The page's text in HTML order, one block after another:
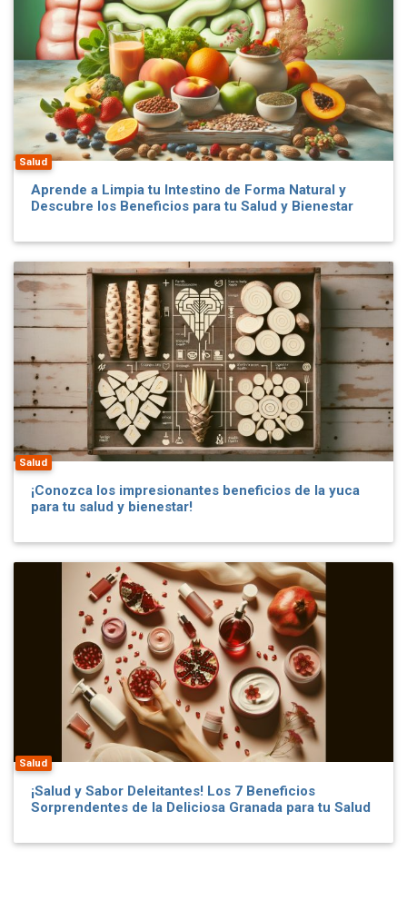
Salud
Aprende a Limpia tu Intestino de Forma Natural y
Descubre los Beneficios para tu Salud y Bienestar
Salud
¡Conozca los impresionantes beneficios de la yuca
para tu salud y bienestar!
Salud
¡Salud y Sabor Deleitantes! Los 7 Beneficios
Sorprendentes de la Deliciosa Granada para tu Salud